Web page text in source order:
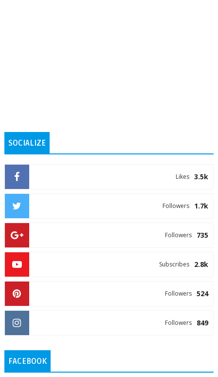
SOCIALIZE
3.5k
Likes
1.7k
Followers
735
Followers
2.8k
Subscribes
524
Followers
849
Followers
FACEBOOK